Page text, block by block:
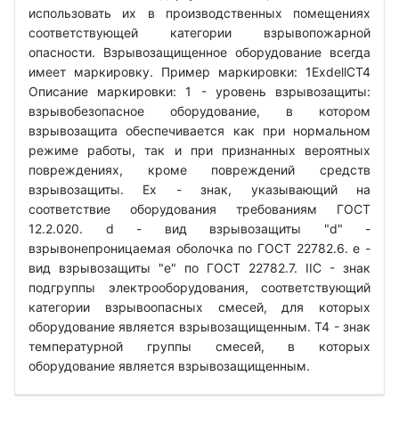
использовать их в производственных помещениях
соответствующей категории взрывопожарной
опасности. Взрывозащищенное оборудование всегда
имеет маркировку. Пример маркировки: 1ExdellCT4
Описание маркировки: 1 - уровень взрывозащиты:
взрывобезопасное оборудование, в котором
взрывозащита обеспечивается как при нормальном
режиме работы, так и при признанных вероятных
повреждениях, кроме повреждений средств
взрывозащиты. Ех - знак, указывающий на
соответствие оборудования требованиям ГОСТ
12.2.020. d - вид взрывозащиты "d" -
взрывонепроницаемая оболочка по ГОСТ 22782.6. е -
вид взрывозащиты "е" по ГОСТ 22782.7. IIС - знак
подгруппы электрооборудования, соответствующий
категории взрывоопасных смесей, для которых
оборудование является взрывозащищенным. Т4 - знак
температурной группы смесей, в которых
оборудование является взрывозащищенным.